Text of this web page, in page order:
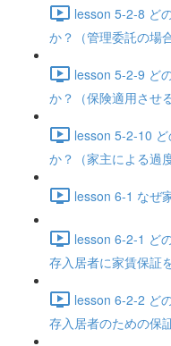
lesson 5-2-8 ど
か？（管理委託の場
lesson 5-2-9 ど
か？（保険適用させ
lesson 5-2-10
か？（家主による過
lesson 6-1 なぜ
lesson 6-2-1 ど
存入居者に家賃保証
lesson 6-2-2 ど
存入居者のための保